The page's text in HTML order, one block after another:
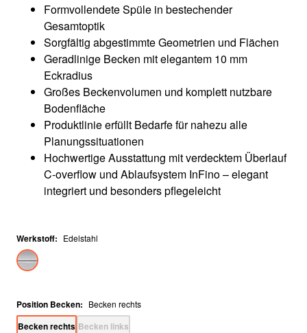
Formvollendete Spüle in bestechender
Gesamtoptik
Sorgfältig abgestimmte Geometrien und Flächen
Geradlinige Becken mit elegantem 10 mm
Eckradius
Großes Beckenvolumen und komplett nutzbare
Bodenfläche
Produktlinie erfüllt Bedarfe für nahezu alle
Planungssituationen
Hochwertige Ausstattung mit verdecktem Überlauf
C-overflow und Ablaufsystem InFino – elegant
integriert und besonders pflegeleicht
Werkstoff: Edelstahl
Position Becken: Becken rechts
Becken rechts Becken links